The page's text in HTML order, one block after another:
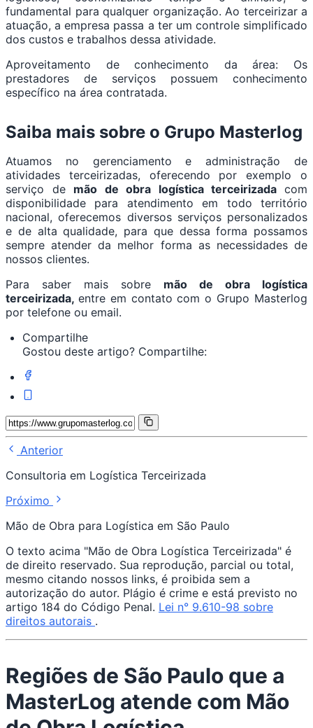
fundamental para qualquer organização. Ao terceirizar a
atuação, a empresa passa a ter um controle simplificado
dos custos e trabalhos dessa atividade.
Aproveitamento de conhecimento da área: Os
prestadores de serviços possuem conhecimento
específico na área contratada.
Saiba mais sobre o Grupo Masterlog
Atuamos no gerenciamento e administração de
atividades terceirizadas, oferecendo por exemplo o
serviço de mão de obra logística terceirizadacom
disponibilidade para atendimento em todo território
nacional, oferecemos diversos serviços personalizados
e de alta qualidade, para que dessa forma possamos
sempre atender da melhor forma as necessidades de
nossos clientes.
Para saber mais sobre mão de obra logística
terceirizada, entre em contato com o Grupo Masterlog
por telefone ou email.
Compartilhe
Gostou deste artigo? Compartilhe:
Anterior
Consultoria em Logística Terceirizada
Próximo
Mão de Obra para Logística em São Paulo
O texto acima "Mão de Obra Logística Terceirizada" é
de direito reservado. Sua reprodução, parcial ou total,
mesmo citando nossos links, é proibida sem a
autorização do autor. Plágio é crime e está previsto no
artigo 184 do Código Penal. Lei n° 9.610-98 sobre
direitos autorais .
Regiões de São Paulo que a
MasterLog atende com Mão